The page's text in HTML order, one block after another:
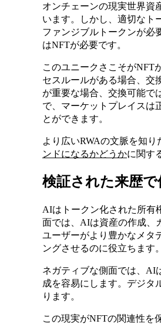
オンチェーンの現実世界資
います。しかし、適切なト
ファンジブルトークンが必
はNFTが必要です。
このユニークさこそがNFT
セスルールがある場合、交
が重要な場合、交換可能で
で、マーケットプレイスは
とができます。
より広いRWAの文脈を知り
ンドになるかどうかに関す
検証された来歴で
AIはトークン化された所有
面では、AIは資産の作成、
ユーザーがより豊かなメタ
ングさせるのに役立ちます。
ネガティブな側面では、AI
成を容易にします。デジタ
ります。
この現実がNFTの関連性を